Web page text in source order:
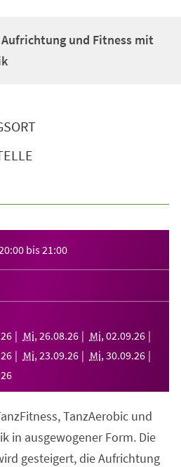
und Fitness mit
bis21:00
26 Mi, 26.08.26 Mi, 02.09.26
26 Mi, 23.09.26 Mi, 30.09.26
26
TanzAerobic und
in ausgewogener Form. Die
gesteigert, die Aufrichtung